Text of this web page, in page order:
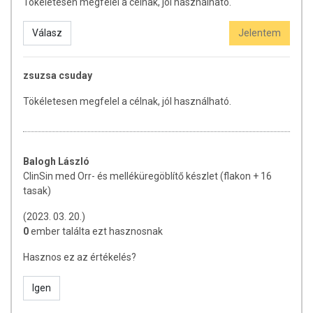
szoptató anyák is használhatják. A ClinSin med
orvostechnikai eszköz nem befolyásolja az autóvezetési és
gépek üzemeltetésének képességét.
HASZNÁLATI UTASÍTÁS:
flakont használja az öblítéshez (minden használat
fertőzésveszély elkerülése érdekében).
tasakot (hipertóniás oldathoz) a palackba, töltse fel
forralt (de már nem forró) vízzel a 240 ml jelzésig.
rázogassa, amíg tiszta oldat keletkezik.
óvatosan nyomja össze a flakont, hogy az oldat 50%-a
Válasz Jelentem
zsuzsa csuday
Tökéletesen megfelel a célnak, jól használható.
Balogh László
ClinSin med Orr- és melléküregöblítő készlet (flakon + 16
tasak)
(2023. 03. 20.)
0ember találta ezt hasznosnak
Hasznos ez az értékelés?
Igen